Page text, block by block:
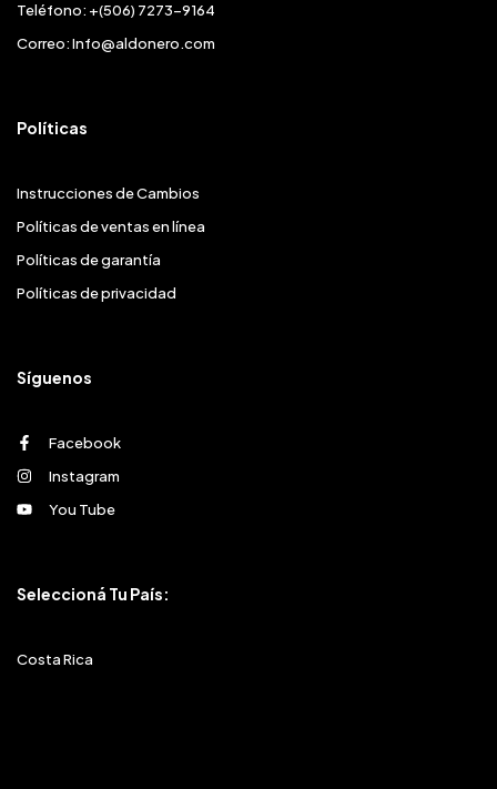
Teléfono: +(506) 7273-9164
Correo:Info@aldonero.com
Políticas
Instrucciones de Cambios
Políticas de ventas en línea
Políticas de garantía
Políticas de privacidad
Síguenos
Facebook
Instagram
You Tube
Seleccioná Tu País:
Costa Rica